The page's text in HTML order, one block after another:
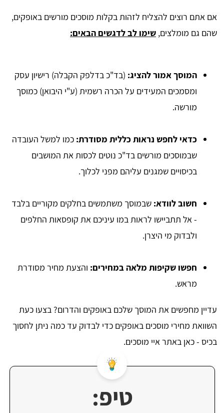
אם אתם רוצים להצליח לזהות בקלות מוסכים מורשים באופקים,
שהם גם מומלצים, שימו לב לדגשים הבאים:
המוסך אמור להציג: (בד"כ בדלפק הקבלה) רישיון עסק
ומסמכים המעידים על הכרה רשמית (ע"י היבואן) כמוסך
מורשה.
כדאי לחפש נראות כללית מסודרת: כמו למשל העובדה
שבמוסכים מורשים בד"כ נוטים לכסות את המושבים
בכיסויים שמגנים עליהם מפני לכלוך.
חשוב לוודא: שבמוסך משתמשים בחלקים מקוריים בלבד
- אל תתביישו לראות במו עיניכם את קופסאות החלפים
ולבדוק מי היצרן.
חפשו שקיפות מלאה במחירים: והצעת מחיר מסודרת
מראש.
עדיין מחפשים את המוסך שלכם באופקים והדרום? בצעו כעת
השוואת מחירי מוסכים באופקים כדי לבדוק עד כמה ניתן לחסוך
בכיס - כאן באתר איי מוסכים.
טיפ: